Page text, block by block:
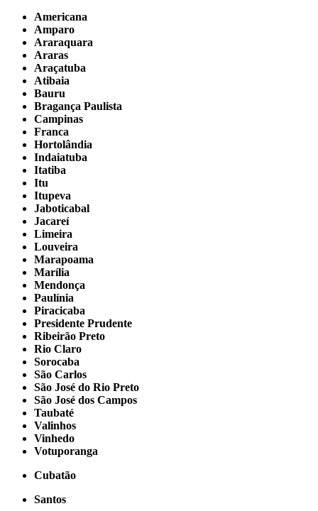
Americana
Amparo
Araraquara
Araras
Araçatuba
Atibaia
Bauru
Bragança Paulista
Campinas
Franca
Hortolândia
Indaiatuba
Itatiba
Itu
Itupeva
Jaboticabal
Jacareí
Limeira
Louveira
Marapoama
Marília
Mendonça
Paulínia
Piracicaba
Presidente Prudente
Ribeirão Preto
Rio Claro
Sorocaba
São Carlos
São José do Rio Preto
São José dos Campos
Taubaté
Valinhos
Vinhedo
Votuporanga
Cubatão
Santos